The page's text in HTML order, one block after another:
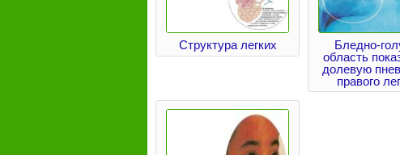
Структура легких
Бледно-
область
долевую
правого